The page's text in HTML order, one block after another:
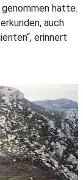
hatte.
auch
erinnert